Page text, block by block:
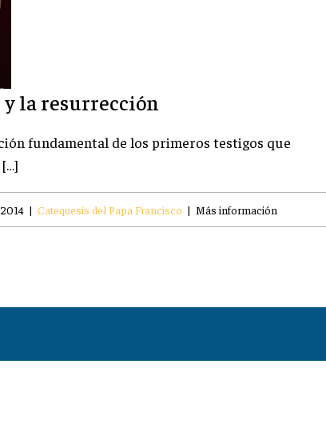
y la resurrección
fundamental de los primeros testigos que
| Catequesis del Papa Francisco | Más información